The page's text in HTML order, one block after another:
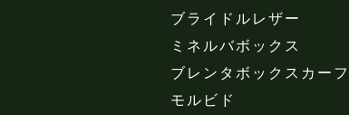
ブライドルレザー
ミネルバボックス
ブレンタボックスカーフ
モルビド